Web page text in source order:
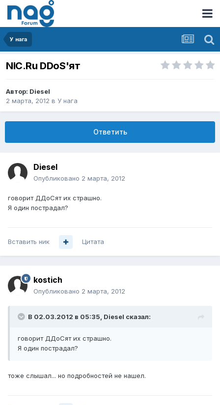
У нага
NIC.Ru DDoS'ят
Автор: Diesel
2 марта, 2012 в У нага
Ответить
Diesel
Опубликовано 2 марта, 2012
говорит ДДоСят их страшно.
Я один пострадал?
Вставить ник Цитата
kostich
Опубликовано 2 марта, 2012
В 02.03.2012 в 05:35, Diesel сказал:
говорит ДДоСят их страшно.
Я один пострадал?
тоже слышал... но подробностей не нашел.